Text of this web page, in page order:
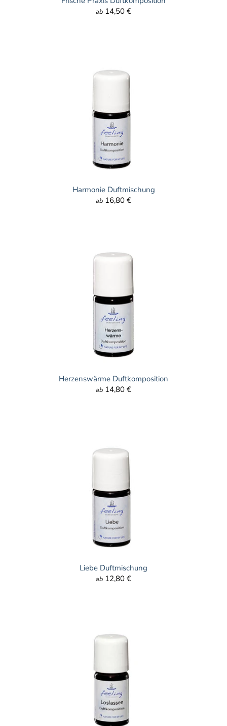
ab 14,50 €
Harmonie Duftmischung
ab 16,80 €
Herzenswärme Duftkomposition
ab 14,80 €
Liebe Duftmischung
ab 12,80 €